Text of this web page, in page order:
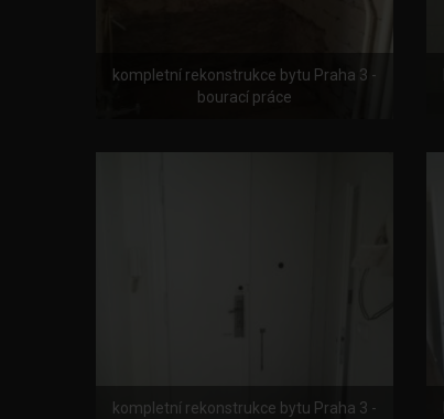
kompletní rekonstrukce bytu Praha 3 -
bourací práce
kompletní rekonstrukce bytu Praha 3 -